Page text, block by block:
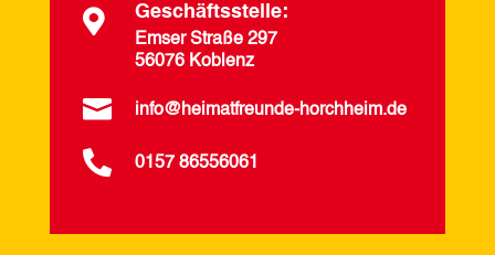
 Geschäftsstelle:
Emser Straße 297
56076 Koblenz
 info@heimatfreunde-horchheim.de
 0157 86556061